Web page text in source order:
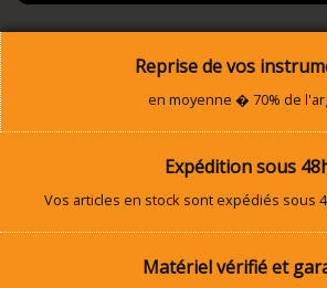
Reprise de vos
en moyenne � 70% de
Expédition sous
Vos articles en stock sont expédiés sous
Matériel vérifié et